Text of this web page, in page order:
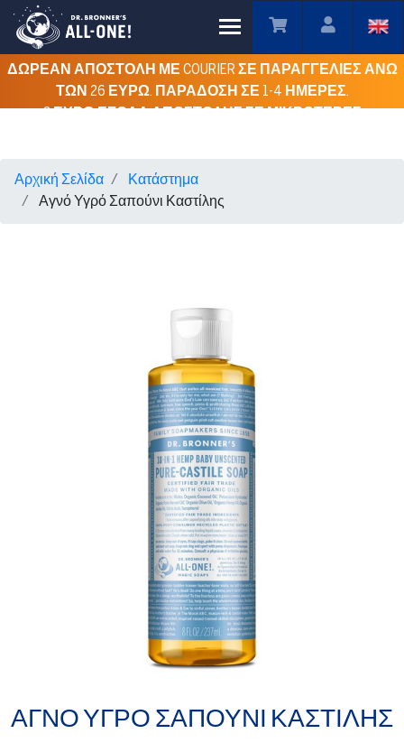
Toggle main menu visibility
ΔΩΡΕΑΝ ΑΠΟΣΤΟΛΗ ΜΕ COURIER ΣΕ ΠΑΡΑΓΓΕΛΙΕΣ ΑΝΩ
ΤΩΝ 26 ΕΥΡΩ. ΠΑΡΑΔΟΣΗ ΣΕ 1-4 ΗΜΕΡΕΣ.
Αρχική Σελίδα
Κατάστημα
Αγνό Υγρό Σαπούνι Καστίλης
ΑΓΝΌ ΥΓΡΌ ΣΑΠΟΎΝΙ ΚΑΣΤΊΛΗΣ